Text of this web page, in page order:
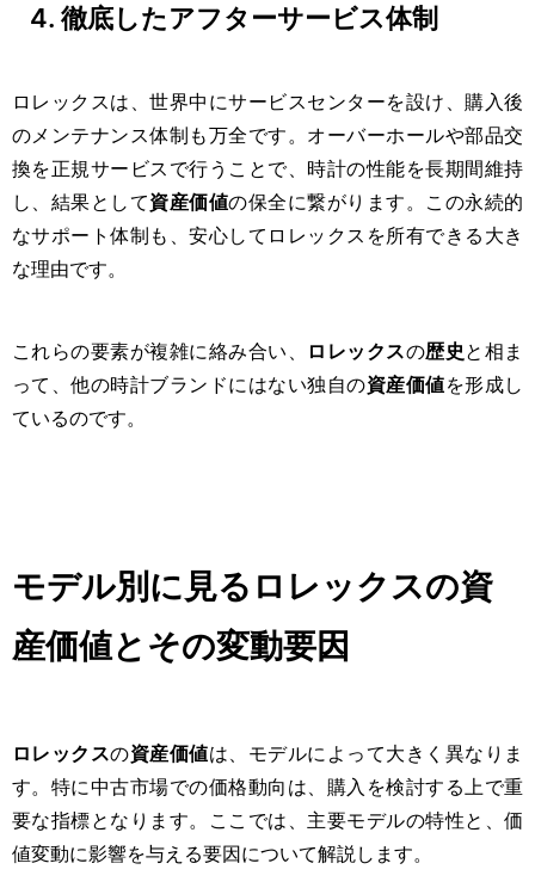
4. 徹底したアフターサービス体制
ロレックスは、世界中にサービスセンターを設け、購入後
のメンテナンス体制も万全です。オーバーホールや部品交
換を正規サービスで行うことで、時計の性能を長期間維持
し、結果として資産価値の保全に繋がります。この永続的
なサポート体制も、安心してロレックスを所有できる大き
な理由です。
これらの要素が複雑に絡み合い、 ロレックスの歴史 と相ま
って、他の時計ブランドにはない独自の資産価値を形成し
ているのです。
モデル別に見るロレックスの資
産価値とその変動要因
ロレックスの資産価値は、モデルによって大きく異なりま
す。特に中古市場での価格動向は、購入を検討する上で重
要な指標となります。ここでは、主要モデルの特性と、価
値変動に影響を与える要因について解説します。